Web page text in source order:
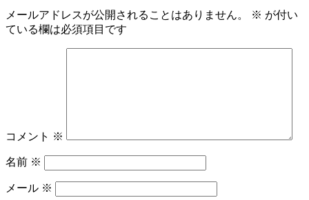
メールアドレスが公開されることはありません。 ※ が付い
ている欄は必須項目です
コメント ※
名前 ※
メール ※